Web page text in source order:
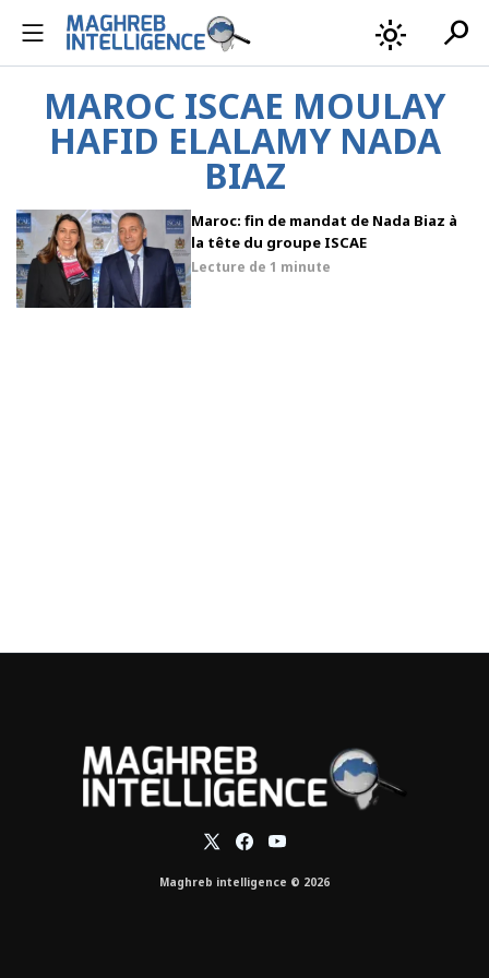
light_mode search
MAROC ISCAE MOULAY
HAFID ELALAMY NADA
BIAZ
Maroc: fin de mandat de Nada Biaz à
la tête du groupe ISCAE
Lecture de 1 minute
Maghreb intelligence © 2026